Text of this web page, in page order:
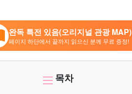
완독 특전 있음(오리지널 관광 MAP)
페이지 하단에서 끝까지 읽으신 분께 무료 증정!
목차